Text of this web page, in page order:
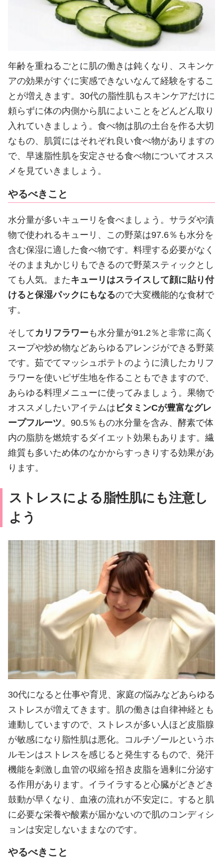
年齢を重ねるごとに肌の働きは鈍くなり、スキンケ
アの効果がすぐに実感できないなんて経験をするこ
とが増えきます。30代の脂性肌もスキンケアだけに
頼らずに体の内側から肌によいことをどんどん取り
入れていきましょう。食べ物は肌の土台を作る大切
なもの、肌質にはそれぞれ良い食べ物がありますの
で、早速脂性肌を安定させる食べ物についてオスス
メを見ていきましょう。
やるべきこと
水分量が多いキューリを食べましょう。サラダや漬
物で使われるキューリ、この野菜は97.6％も水分を
含む保湿に適した食べ物です。料理する必要がなく
そのまま丸かじりもできるので野菜スティックとし
ても人気。またキューリはスライスして顔に貼り付
けると保湿パックにもなるので大変機能的な食材で
す。
そして カリフラワーも水分量が91.2％と非常に高く
スープや炒め物などあらゆるアレンジができる野菜
です。茹でてマッシュポテトのように潰したカリフ
ラワーを使いピザ生地を作ることもできますので、
あらゆる料理メニューに使ってみましょう。果物で
オススメしたいアイテムは ビタミンCが豊富なグレ
ープフルーツ。90.5％もの水分量を含み、酵素で体
内の脂肪を燃焼するダイエット効果もあります。繊
維質も多いため体のなかからすっきりする効果があ
ります。
ストレスによる脂性肌にも注意し
よう
30代になると仕事や育児、家庭の悩みなどあらゆる
ストレスが増えてきます。肌の働きは自律神経とも
連動していますので、ストレスが多い人ほど皮脂腺
が敏感になり脂性肌は悪化。コルチゾールというホ
ルモンはストレスを感じると発生するもので、発汗
機能を刺激し血管の収縮を招き皮脂を過剰に分泌す
る作用があります。イライラすると心臓がどきどき
鼓動が早くなり、血液の流れが不安定に。すると肌
に必要な栄養や酸素が届かないので肌のコンディシ
ョンは安定しないままなのです。
やるべきこと